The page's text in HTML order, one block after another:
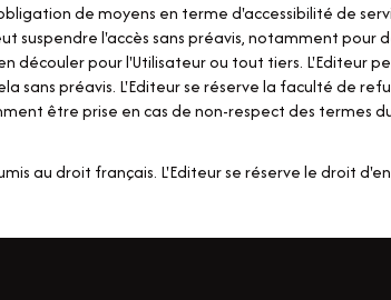
de moyens en terme d'accessibilité de
suspendre l'accès sans préavis, notamment
découler pour l'Utilisateur ou tout tiers.
sans préavis. L'Editeur se réserve la faculté de
être prise en cas de non-respect des termes
au droit français. L'Editeur se réserve le droit